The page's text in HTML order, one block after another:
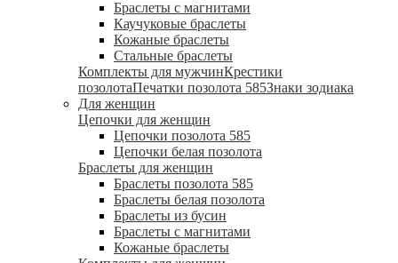
Браслеты с магнитами
Каучуковые браслеты
Кожаные браслеты
Стальные браслеты
Комплекты для мужчинКрестики
позолотаПечатки позолота 585Знаки зодиака
Для женщин
Цепочки для женщин
Цепочки позолота 585
Цепочки белая позолота
Браслеты для женщин
Браслеты позолота 585
Браслеты белая позолота
Браслеты из бусин
Браслеты с магнитами
Кожаные браслеты